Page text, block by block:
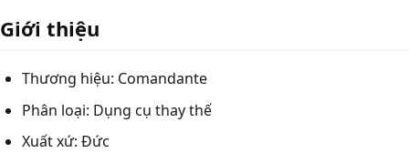
Giới thiệu
Thương hiệu: Comandante
Phân loại: Dụng cụ thay thế
Xuất xứ: Đức